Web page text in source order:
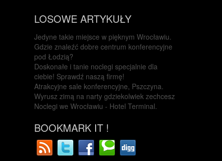
LOSOWE ARTYKUŁY
Jedyne takie miejsce w pięknym Wrocławiu.
Gdzie znaleźć dobre centrum konferencyjne
pod Łodzią?
Doskonałe i tanie noclegi specjalnie dla
ciebie! Sprawdź naszą firmę!
Atrakcyjne sale konferencyjne, Pszczyna.
Wyrusz zimą na narty gdziekolwiek zechcesz
Noclegi we Wrocławiu - Hotel Terminal.
BOOKMARK IT !